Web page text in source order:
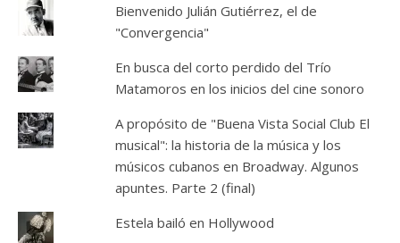
Bienvenido Julián Gutiérrez, el de
"Convergencia"
En busca del corto perdido del Trío
Matamoros en los inicios del cine sonoro
A propósito de "Buena Vista Social Club El
musical": la historia de la música y los
músicos cubanos en Broadway. Algunos
apuntes. Parte 2 (final)
Estela bailó en Hollywood